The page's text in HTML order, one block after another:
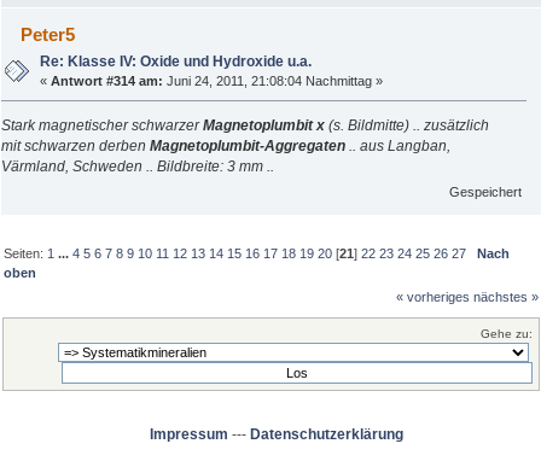
Peter5
Re: Klasse IV: Oxide und Hydroxide u.a.
«Antwort #314 am: Juni 24, 2011, 21:08:04 Nachmittag »
Stark magnetischer schwarzerMagnetoplumbit x (s. Bildmitte) .. zusätzlich
mit schwarzen derben Magnetoplumbit-Aggregaten .. aus Langban,
Värmland, Schweden .. Bildbreite: 3 mm ..
Gespeichert
Seiten: 1 ...4 5 6 7 8 9 10 11 12 13 14 15 16 17 18 19 20 [21]22 23 24 25 26 27
Nach
oben
« vorheriges nächstes »
Gehe zu:
Impressum --- Datenschutzerklärung